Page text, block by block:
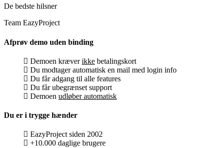
De bedste hilsner
Team EazyProject
Afprøv demo uden binding
Demoen kræverikke betalingskort
Du modtager automatisk en mail med login info
Du får adgang til alle features
Du får ubegrænset support
Demoen udløber automatisk
Du er i trygge hænder
EazyProject siden 2002
+10.000 daglige brugere